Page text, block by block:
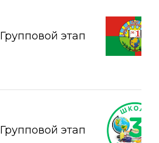
Групповой этап
Групповой этап